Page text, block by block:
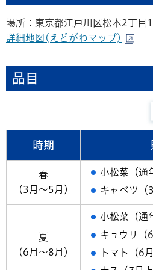
場所：東京都江戸川区松本2丁目
詳細地図(えどがわマップ)
品目
時期
春
（3月～5月）
小松菜（通
キャベツ（
夏
（6月～8月）
小松菜（通
キュウリ（
トマト（6